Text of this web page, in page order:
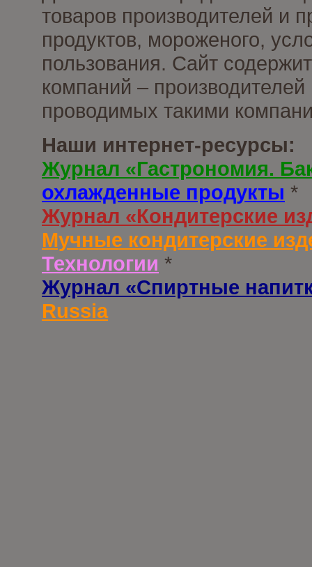
товаров производителей и
продуктов, мороженого,
пользования. Сайт
компаний –
проводимых такими
Наши интернет-ресурсы:
Журнал «Гастрономия.
охлажденные продукты *
Журнал «Кондитерские
Мучные кондитерские
Технологии *
Журнал «Спиртные
Russia